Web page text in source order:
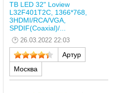
ТВ LED 32" Loview
L32F401T2C, 1366*768,
3HDMI/RCA/VGA,
SPDIF(Coaxial)/...
26.03.2022 22:03
Артур
Москва